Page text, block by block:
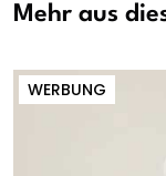
Mehr aus
WERBUNG